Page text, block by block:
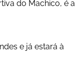
do Machico, é a
e já estará à